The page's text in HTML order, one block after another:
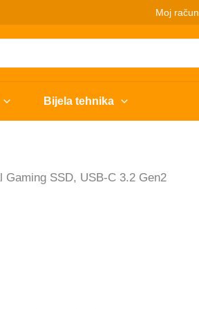
Moj račun
Bijela tehnika
SSD, USB-C 3.2 Gen2